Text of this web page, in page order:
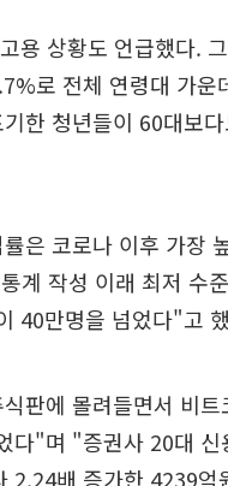
용 상황도 언급했다.
로 전체 연령대 가운
한 청년들이 60대보
은 코로나 이후 가장
계 작성 이래 최저 수
40만명을 넘었다"고
판에 몰려들면서 비트
다"며 "증권사 20대 신
2.24배 증가한 4239억